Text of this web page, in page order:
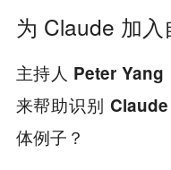
为 Claude 加入
主持人 Peter
来帮助识别
体例子？